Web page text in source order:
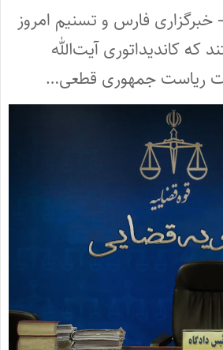
خبرگزاری فارس و تسنیم امروز
که کاندیداتوری آیت‌الله
ریاست جمهوری قطعی…